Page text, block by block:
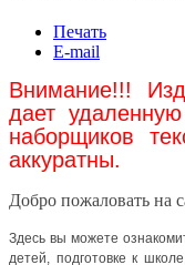
Печать
E-mail
Внимание!!!
дает
наборщиков
аккуратны.
Добро пожаловать на
Здесь вы можете
детей, подготовке к